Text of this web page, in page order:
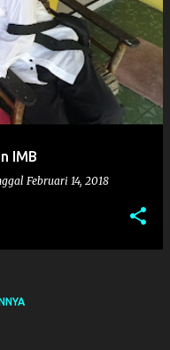
IMB
Februari 14, 2018